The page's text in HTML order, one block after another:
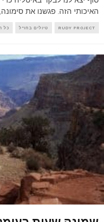
האיכותי הזה. פגשנו את
RUDY PROJECT טיולים בחו"ל כל